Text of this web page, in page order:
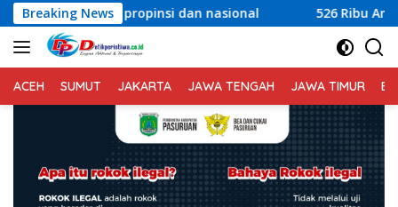
Langsung
ke
konten
Breaking News
dan nasional 526 Ribu Anak di Lombok Timur Jadi
ACEH SUMUT JAKARTA JAWA TENGAH JAWA TIMUR